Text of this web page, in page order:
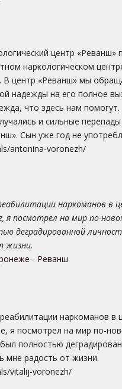
центр «Реванш»
наркологическом
центр «Реванш» мы
надежды на его полное
что здесь нам
и сильные
Сын уже год не
antonina-voronezh/
наркоманов в
я посмотрел на мир по-
деградированной
жизни.
- Реванш
наркоманов в
я посмотрел на мир по-
полностью
мне радость от жизни.
vitalij-voronezh/